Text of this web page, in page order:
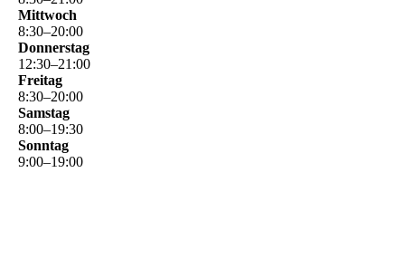
Mittwoch
8:30–20:00
Donnerstag
12:30–21 :00
Freitag
8:30–20:00
Samstag
8:00–19:30
Sonntag
9:00–19:00